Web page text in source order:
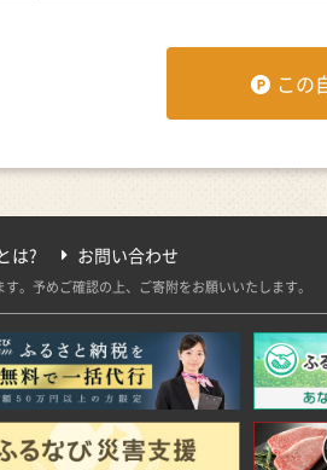
7年9月26日付で総務大臣から「ふるさと
より、相模原市へのふるさと納税は、所
この
は? お問い合わせ
。予めご確認の上、ご寄附をお願いいたします。